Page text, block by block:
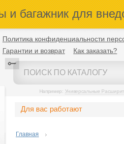
и багажник для
Политика конфиденциальности
Гарантии и возврат
Как заказать?
Например: Универсальные
Для вас работают
Главная